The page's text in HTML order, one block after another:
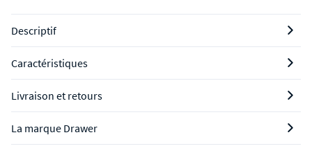
Descriptif
Caractéristiques
Livraison et retours
La marque Drawer